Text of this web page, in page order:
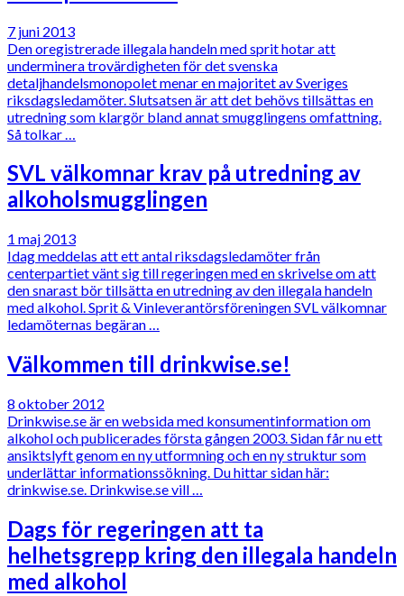
7 juni 2013
Den oregistrerade illegala handeln med sprit hotar att
underminera trovärdigheten för det svenska
detaljhandelsmonopolet menar en majoritet av Sveriges
riksdagsledamöter. Slutsatsen är att det behövs tillsättas en
utredning som klargör bland annat smugglingens omfattning.
Så tolkar …
SVL välkomnar krav på utredning av
alkoholsmugglingen
1 maj 2013
Idag meddelas att ett antal riksdagsledamöter från
centerpartiet vänt sig till regeringen med en skrivelse om att
den snarast bör tillsätta en utredning av den illegala handeln
med alkohol. Sprit & Vinleverantörsföreningen SVL välkomnar
ledamöternas begäran …
Välkommen till drinkwise.se!
8 oktober 2012
Drinkwise.se är en websida med konsumentinformation om
alkohol och publicerades första gången 2003. Sidan får nu ett
ansiktslyft genom en ny utformning och en ny struktur som
underlättar informationssökning. Du hittar sidan här:
drinkwise.se. Drinkwise.se vill …
Dags för regeringen att ta
helhetsgrepp kring den illegala handeln
med alkohol